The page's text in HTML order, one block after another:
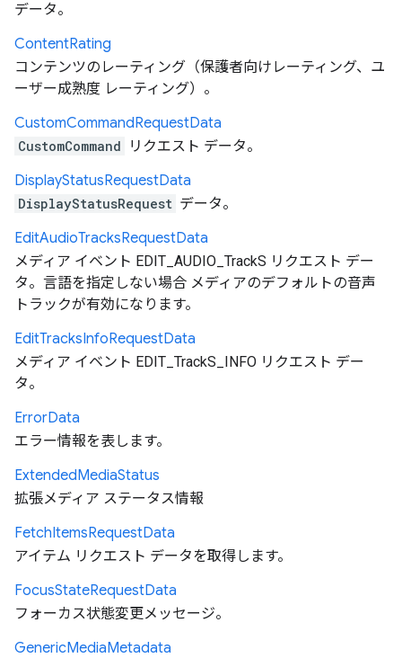
データ。
ContentRating
コンテンツのレーティング（保護者向けレーティング、ユ
ーザー成熟度 レーティング）。
CustomCommandRequestData
CustomCommand リクエスト データ。
DisplayStatusRequestData
DisplayStatusRequest データ。
EditAudioTracksRequestData
メディア イベント EDIT_AUDIO_TrackS リクエスト デー
タ。言語を指定しない場合 メディアのデフォルトの音声
トラックが有効になります。
EditTracksInfoRequestData
メディア イベント EDIT_TrackS_INFO リクエスト デー
タ。
ErrorData
エラー情報を表します。
ExtendedMediaStatus
拡張メディア ステータス情報
FetchItemsRequestData
アイテム リクエスト データを取得します。
FocusStateRequestData
フォーカス状態変更メッセージ。
GenericMediaMetadata